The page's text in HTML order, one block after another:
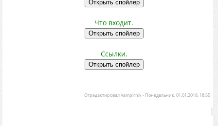
Что входит.
Ссылки.
ОтредактировалVampirnik- Понедельник, 01.01.2018, 18:55